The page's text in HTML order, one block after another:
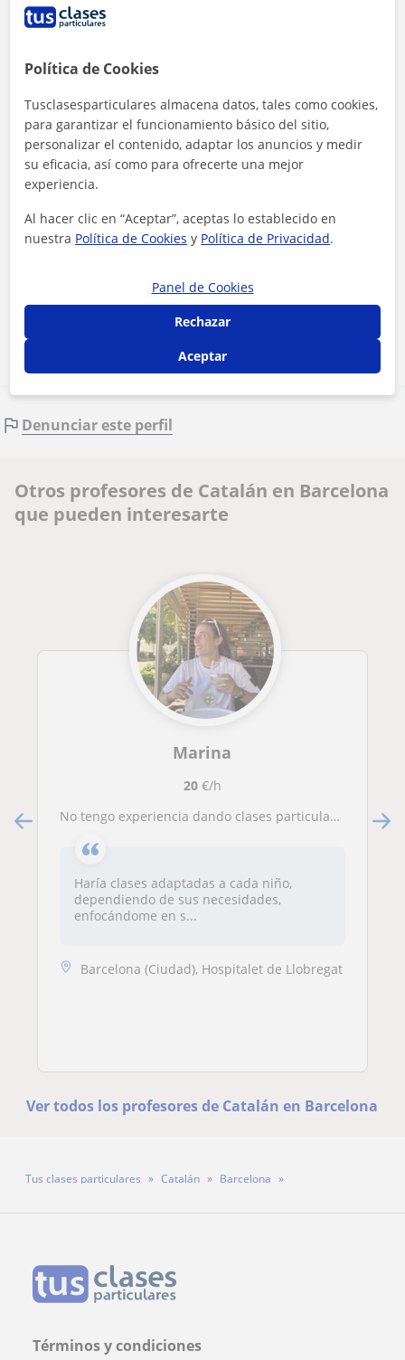
Contactar ahora
Denunciar este perfil
Otros profesores de Catalán en Barcelona
que pueden interesarte
Marina
20€/h
No tengo experiencia dando clases particulares remuneradas pero me gusta ayudar a los demás. Podría hacer refuerzo general a chic@s de primaria sin problema. Me encantan los niños y más ayudarlos
Haría clases adaptadas a cada niño,
dependiendo de sus necesidades,
enfocándome en s...
Barcelona (Ciudad), Hospitalet de Llobregat
Ver todos los profesores de Catalán en Barcelona
Tus clases particulares Catalán
Barcelona
Términos y condiciones
Política de Cookies
Tusclasesparticulares almacena datos, tales como cookies,
para garantizar el funcionamiento básico del sitio,
personalizar el contenido, adaptar los anuncios y medir
su eficacia, así como para ofrecerte una mejor
experiencia.
Al hacer clic en “Aceptar”, aceptas lo establecido en
nuestra Política de Cookies y Política de Privacidad.
Panel de Cookies
Rechazar
Aceptar